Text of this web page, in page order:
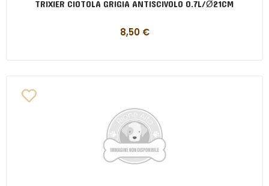
TRIXIER CIOTOLA GRIGIA ANTISCIVOLO 0.7L/Ø21CM
8,50 €